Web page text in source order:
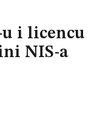
i licencu
NIS-a